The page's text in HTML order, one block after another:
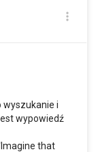
wyszukanie i
wypowiedź
that